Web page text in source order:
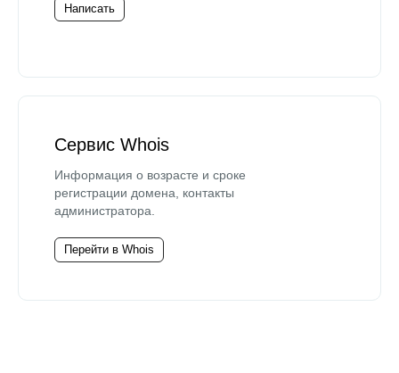
Написать
Сервис Whois
Информация о возрасте и сроке
регистрации домена, контакты
администратора.
Перейти в Whois